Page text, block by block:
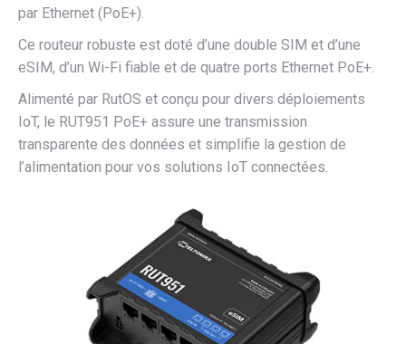
par Ethernet (PoE+).
Ce routeur robuste est doté d’une double SIM et d’une
eSIM, d’un Wi-Fi fiable et de quatre ports Ethernet PoE+.
Alimenté par RutOS et conçu pour divers déploiements
IoT, le RUT951 PoE+ assure une transmission
transparente des données et simplifie la gestion de
l’alimentation pour vos solutions IoT connectées.